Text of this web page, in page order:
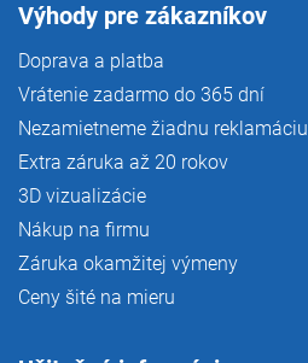
Výhody pre zákazníkov
Doprava a platba
Vrátenie zadarmo do 365 dní
Nezamietneme žiadnu reklamáciu
Extra záruka až 20 rokov
3D vizualizácie
Nákup na firmu
Záruka okamžitej výmeny
Ceny šité na mieru